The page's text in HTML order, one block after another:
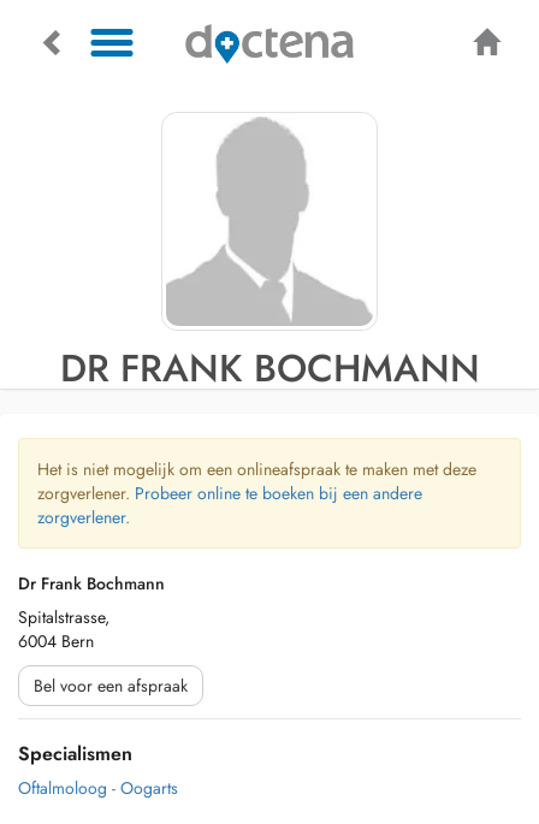
DR FRANK BOCHMANN
Het is niet mogelijk om een onlineafspraak te maken met deze
zorgverlener. Probeer online te boeken bij een andere
zorgverlener.
Dr Frank Bochmann
Spitalstrasse,
6004 Bern
Bel voor een afspraak
Specialismen
Oftalmoloog - Oogarts